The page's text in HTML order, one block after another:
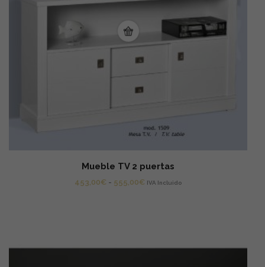
Mueble TV 2 puertas
453,00€ - 555,00€ Rango
555,00€
IVA Incluido